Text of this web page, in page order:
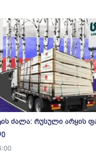
ძალა: რუსული არყის